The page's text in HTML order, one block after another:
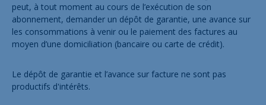
peut, à tout moment au cours de l’exécution de son
abonnement, demander un dépôt de garantie, une avance sur
les consommations à venir ou le paiement des factures au
moyen d’une domiciliation (bancaire ou carte de crédit).
Le dépôt de garantie et l’avance sur facture ne sont pas
productifs d'intérêts.